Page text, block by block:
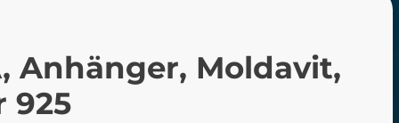
Anhänger, Moldavit,
925